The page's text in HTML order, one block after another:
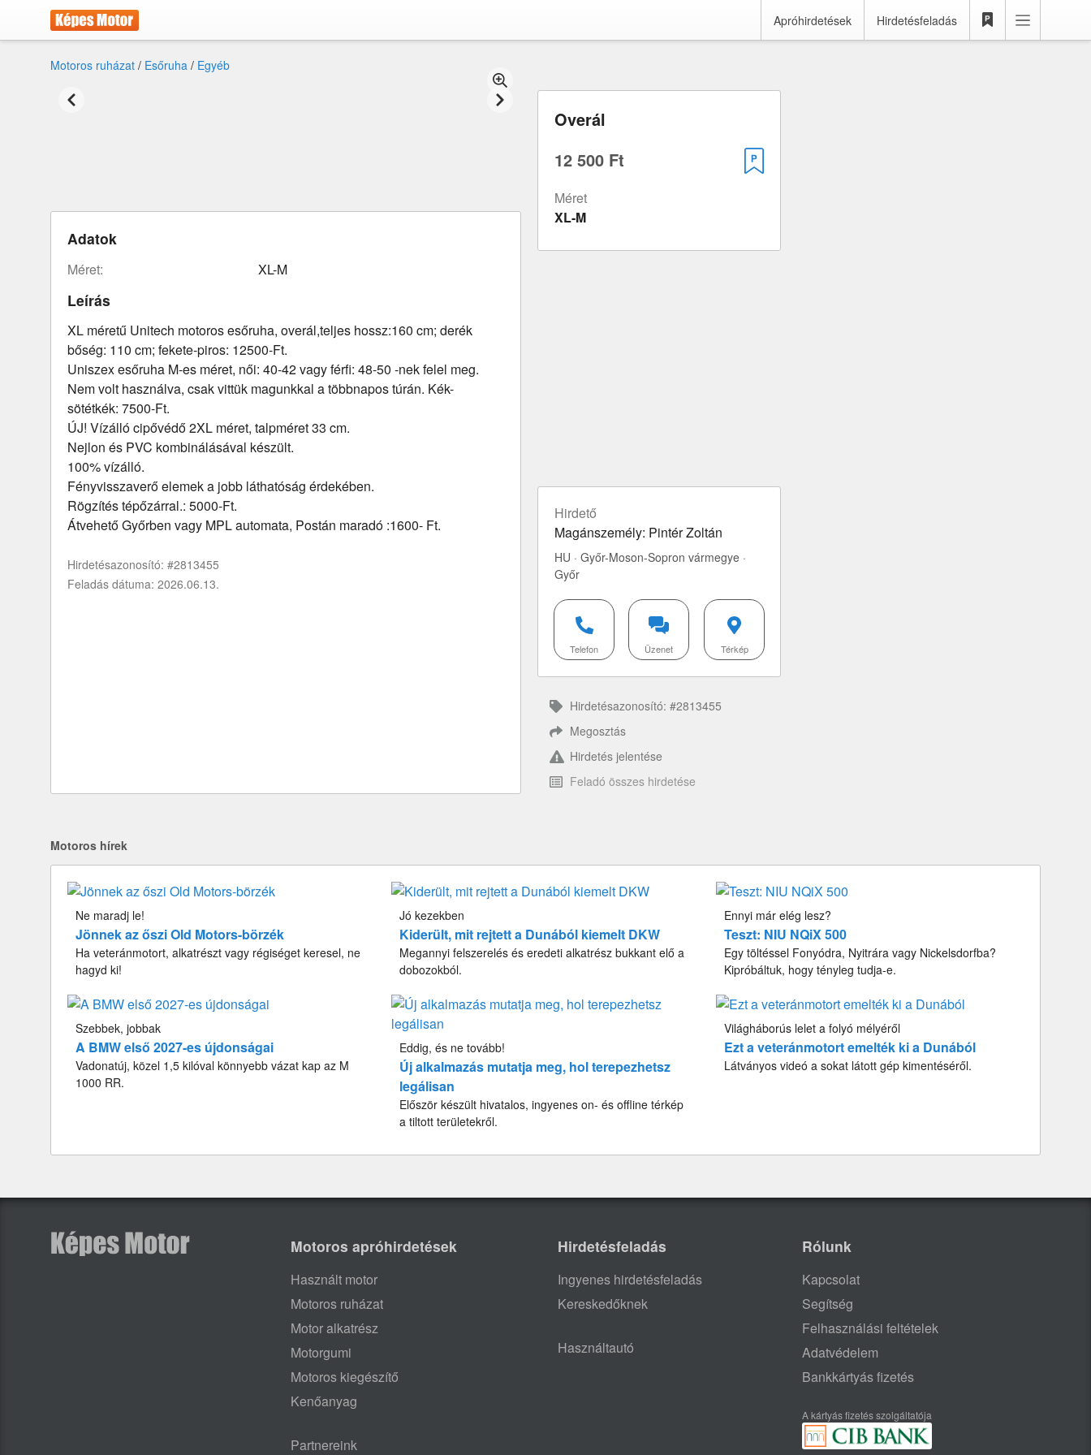
Apróhirdetések Hirdetésfeladás
Motoros ruházat / Esőruha / Egyéb
Overál
12 500 Ft
Méret
XL-M
Hirdető
Magánszemély: Pintér Zoltán
HU · Győr-Moson-Sopron vármegye ·
Győr
Telefon Üzenet Térkép
Hirdetésazonosító: #2813455
Megosztás
Hirdetés jelentése
Feladó összes hirdetése
Adatok
méret: XL-M
Leírás
XL méretű Unitech motoros esőruha, overál,teljes hossz:160 cm; derék
bőség: 110 cm; fekete-piros: 12500-Ft.
Uniszex esőruha M-es méret, női: 40-42 vagy férfi: 48-50 -nek felel meg.
Nem volt használva, csak vittük magunkkal a többnapos túrán. Kék-
sötétkék: 7500-Ft.
ÚJ! Vízálló cipővédő 2XL méret, talpméret 33 cm.
Nejlon és PVC kombinálásával készült.
100% vízálló.
Fényvisszaverő elemek a jobb láthatóság érdekében.
Rögzítés tépőzárral.: 5000-Ft.
Átvehető Győrben vagy MPL automata, Postán maradó :1600- Ft.
Hirdetésazonosító: #2813455
Feladás dátuma: 2026.06.13.
Motoros hírek
Ne maradj le!
Jönnek az őszi Old Motors-börzék
Ha veteránmotort, alkatrészt vagy régiséget keresel, ne
hagyd ki!
Jó kezekben
Kiderült, mit rejtett a Dunából kiemelt DKW
Megannyi felszerelés és eredeti alkatrész bukkant elő a
dobozokból.
Ennyi már elég lesz?
Teszt: NIU NQiX 500
Egy töltéssel Fonyódra, Nyitrára vagy Nickelsdorfba?
Kipróbáltuk, hogy tényleg tudja-e.
Szebbek, jobbak
A BMW első 2027-es újdonságai
Vadonatúj, közel 1,5 kilóval könnyebb vázat kap az M
1000 RR.
Eddig, és ne tovább!
Új alkalmazás mutatja meg, hol terepezhetsz
legálisan
Először készült hivatalos, ingyenes on- és offline térkép
a tiltott területekről.
Világháborús lelet a folyó mélyéről
Ezt a veteránmotort emelték ki a Dunából
Látványos videó a sokat látott gép kimentéséről.
Motoros apróhirdetések
Használt motor
Motoros ruházat
Motor alkatrész
Motorgumi
Motoros kiegészítő
Kenőanyag
Partnereink
Hirdetésfeladás
Ingyenes hirdetésfeladás
Kereskedőknek
Használtautó
Rólunk
Kapcsolat
Segítség
Felhasználási feltételek
Adatvédelem
Bankkártyás fizetés
A kártyás fizetés szolgáltatója